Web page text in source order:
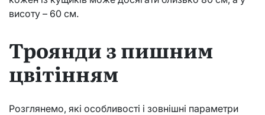
висоту – 60 см.
Троянди з пишним
цвітінням
Розглянемо, які особливості і зовнішні параметри